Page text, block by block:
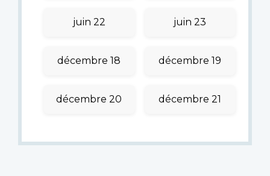
juin 22 juin 23
décembre 18 décembre 19
décembre 20 décembre 21